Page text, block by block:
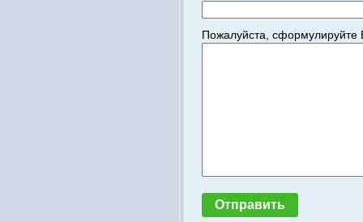
Пожалуйста,